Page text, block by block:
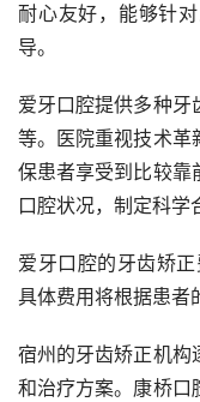
耐心友好，能够针
导。
爱牙口腔提供多种牙
等。医院重视技术革
保患者享受到比较靠
口腔状况，制定科学
爱牙口腔的牙齿矫
具体费用将根据患者
宿州的牙齿矫正机构
和治疗方案。康桥口